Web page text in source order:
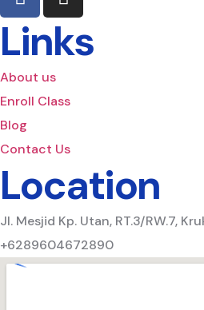
Links
About us
Enroll Class
Blog
Contact Us
Location
Jl. Mesjid Kp. Utan, RT.3/RW.7,
+6289604672890